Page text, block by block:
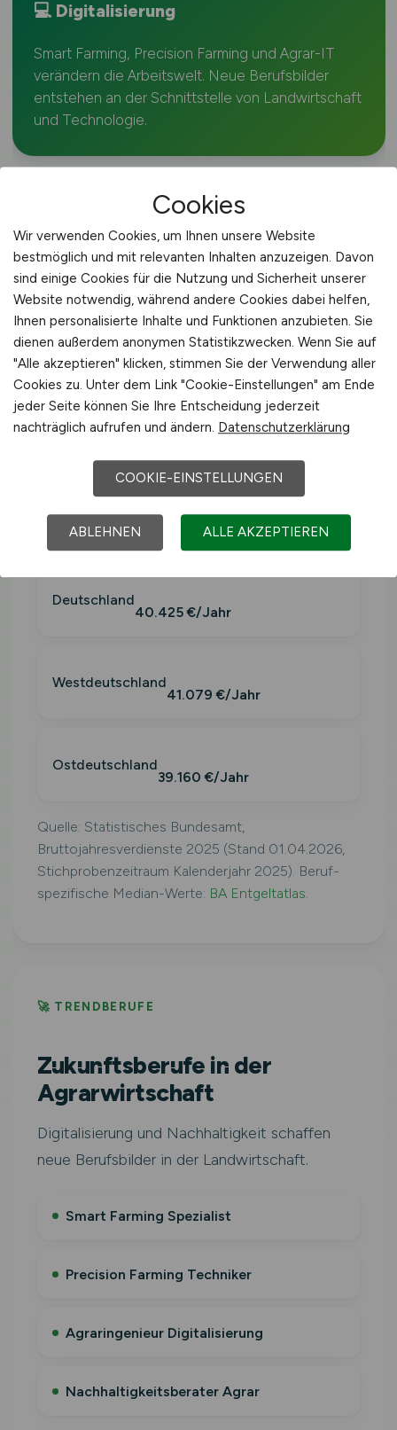
💻 Digitalisierung
Smart Farming, Precision Farming und Agrar-IT
verändern die Arbeitswelt. Neue Berufsbilder
entstehen an der Schnittstelle von Landwirtschaft
und Technologie.
Was verdient man in der
Agrarwirtschaft?
Bruttojahresverdienst Vollzeit,
WirtschaftszweigLand- und Forstwirtschaft,
Fischerei(WZ-2008 Sektion A). Inklusive
Sonderzahlungen.
Westdeutschlan
d
≈ 3.423
€/Monat
Deutschland
40.425 €/Jahr
Westdeutschland
41.079 €/Jahr
Ostdeutschland
39.160 €/Jahr
Quelle: Statistisches Bundesamt,
Bruttojahresverdienste 2025 (Stand 01.04.2026,
Stichprobenzeitraum Kalenderjahr 2025). Beruf-
spezifische Median-Werte: BA Entgeltatlas.
🚀 TRENDBERUFE
Zukunftsberufe in der
Agrarwirtschaft
Digitalisierung und Nachhaltigkeit schaffen
neue Berufsbilder in der Landwirtschaft.
Smart Farming Spezialist
Precision Farming Techniker
Agraringenieur Digitalisierung
Nachhaltigkeitsberater Agrar
Cookies
Wir verwenden Cookies, um Ihnen unsere Website
bestmöglich und mit relevanten Inhalten anzuzeigen. Davon
sind einige Cookies für die Nutzung und Sicherheit unserer
Website notwendig, während andere Cookies dabei helfen,
Ihnen personalisierte Inhalte und Funktionen anzubieten. Sie
dienen außerdem anonymen Statistikzwecken. Wenn Sie auf
"Alle akzeptieren" klicken, stimmen Sie der Verwendung aller
Cookies zu. Unter dem Link "Cookie-Einstellungen" am Ende
jeder Seite können Sie Ihre Entscheidung jederzeit
nachträglich aufrufen und ändern. Datenschutzerklärung
COOKIE-EINSTELLUNGEN
ABLEHNEN ALLE AKZEPTIEREN